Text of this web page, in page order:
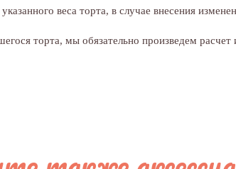
веса торта, в случае внесения
торта, мы обязательно произведем расчет